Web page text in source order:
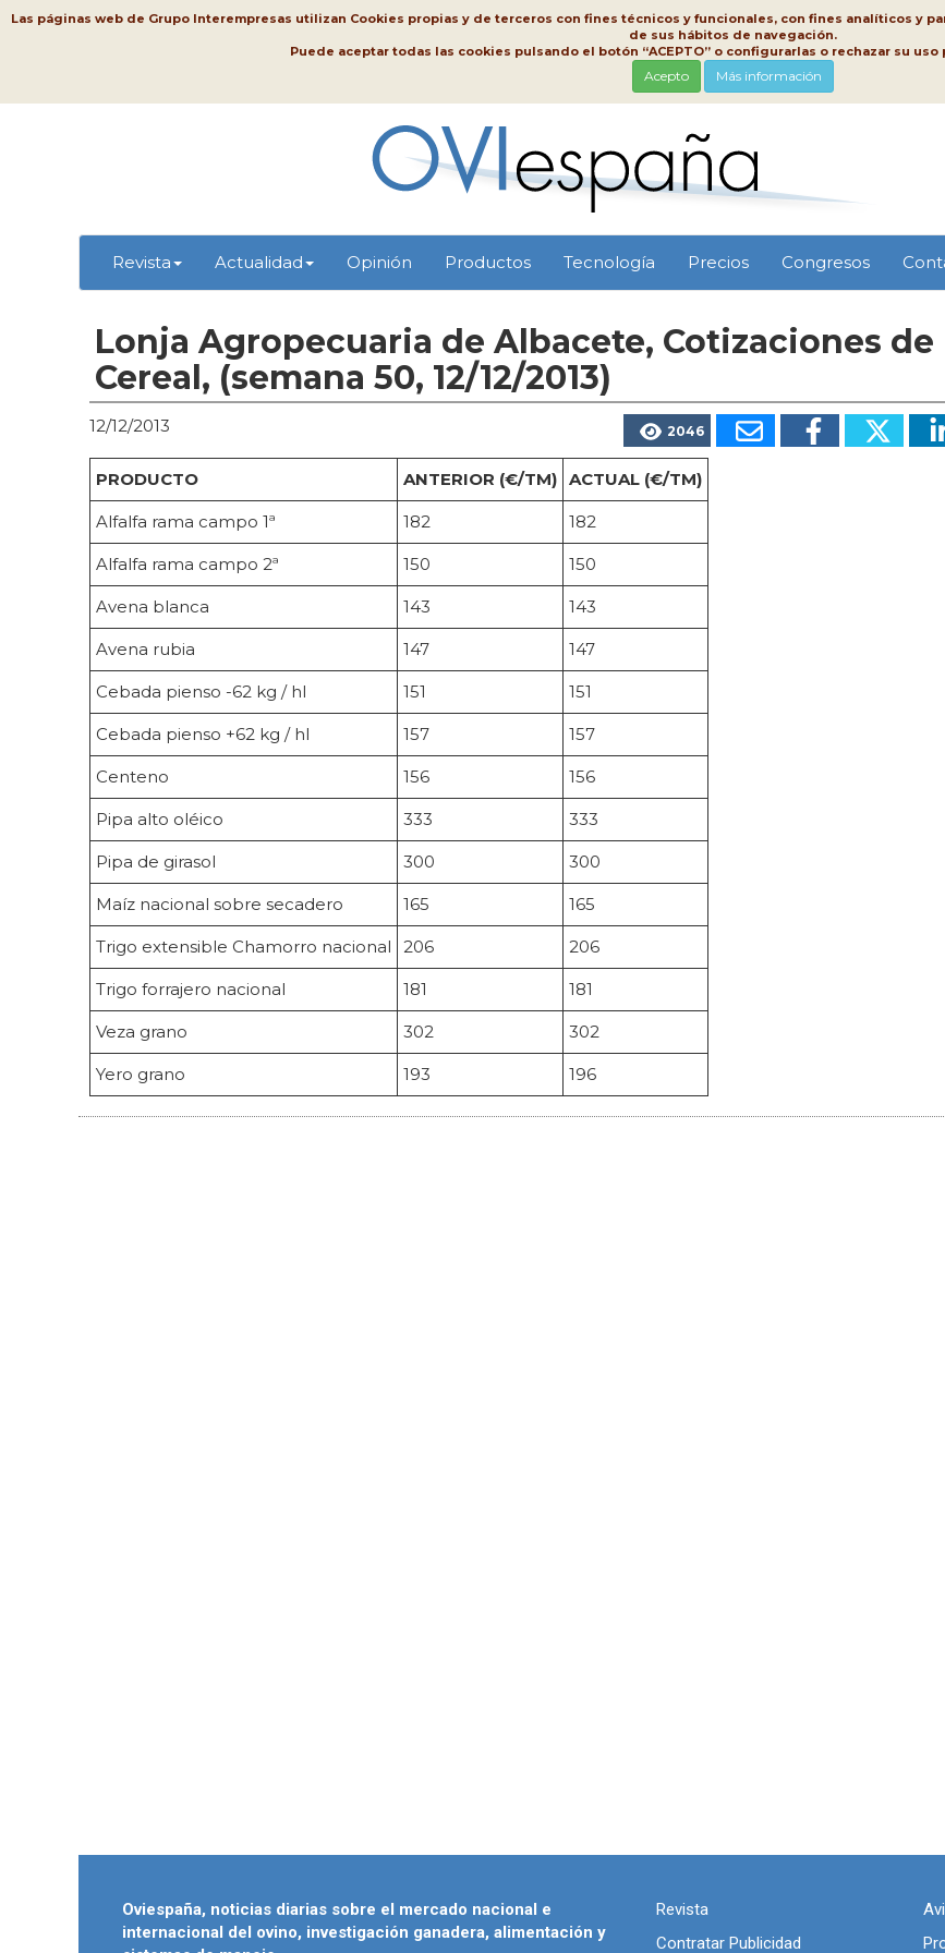
Las páginas web de Grupo Interempresas utilizan Cookies propias y de terceros con fines técnicos y funcionales, con fines analíticos y
de sus hábitos de navegación.
Puede aceptar todas las cookies pulsando el botón “ACEPTO” o configurarlas o rechazar su uso
Acepto Más información
Revista Actualidad Opinión Productos Tecnología Precios Congresos
Lonja Agropecuaria de Albacete, Cotizaciones de
Cereal, (semana 50, 12/12/2013)
12/12/2013 2046
PRODUCTO ANTERIOR (€/TM) ACTUAL (€/TM)
Alfalfa rama campo 1ª 182 182
Alfalfa rama campo 2ª 150 150
Avena blanca 143 143
Avena rubia 147 147
Cebada pienso -62 kg / hl 151 151
Cebada pienso +62 kg / hl 157 157
Centeno 156 156
Pipa alto oléico 333 333
Pipa de girasol 300 300
Maíz nacional sobre secadero 165 165
Trigo extensible Chamorro nacional 206 206
Trigo forrajero nacional 181 181
Veza grano 302 302
Yero grano 193 196
Oviespaña, noticias diarias sobre el mercado nacional e
internacional del ovino, investigación ganadera, alimentación y
Revista
Contratar Publicidad